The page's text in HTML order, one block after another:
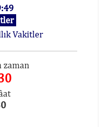
Vakitler
zaman